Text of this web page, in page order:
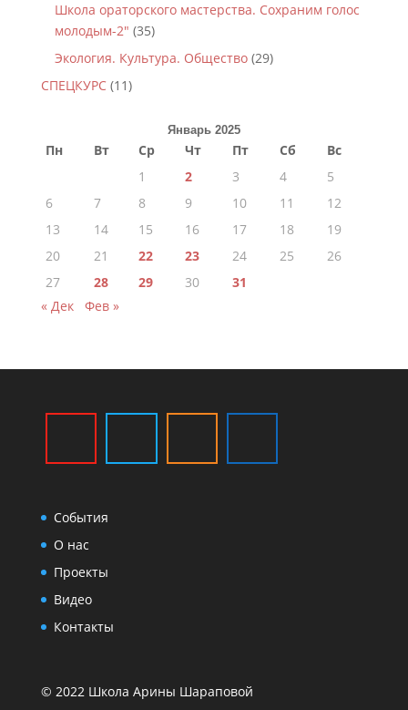
Школа ораторского мастерства. Сохраним голос
молодым-2" (35)
Экология. Культура. Общество(29)
СПЕЦКУРС(11)
Январь 2025
Пн Вт Ср Чт Пт Сб
Вс
1
2 3 4
5
6
7 8 9 10 11
12
13
14 15 16 17 18
19
20
21 22 23 24 25
26
27
28 29 30
31
« Дек
Фев »
События
О нас
Проекты
Видео
Контакты
© 2022 Школа Арины Шараповой